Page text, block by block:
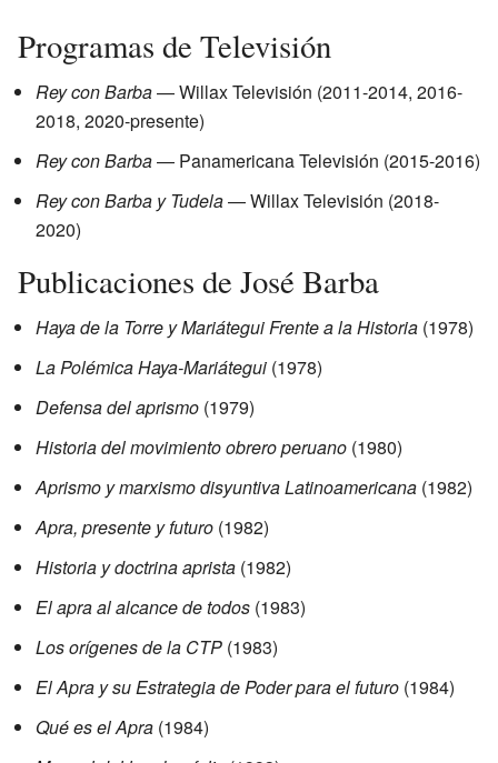
Programas de Televisión
Rey con Barba— Willax Televisión (2011-2014, 2016-
2018, 2020-presente)
Rey con Barba— Panamericana Televisión (2015-2016)
Rey con Barba y Tudela— Willax Televisión (2018-
2020)
Publicaciones de José Barba
Haya de la Torre y Mariátegui Frente a la Historia (1978)
La Polémica Haya-Mariátegui (1978)
Defensa del aprismo (1979)
Historia del movimiento obrero peruano (1980)
Aprismo y marxismo disyuntiva Latinoamericana (1982)
Apra, presente y futuro (1982)
Historia y doctrina aprista (1982)
El apra al alcance de todos (1983)
Los orígenes de la CTP (1983)
El Apra y su Estrategia de Poder para el futuro (1984)
Qué es el Apra (1984)